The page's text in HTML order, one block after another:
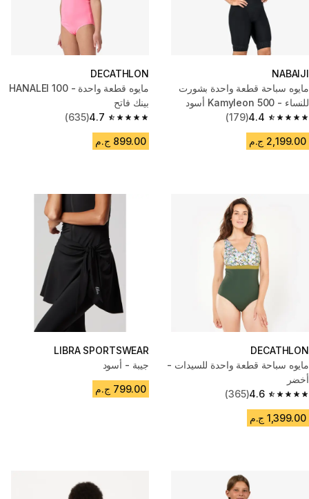
NABAIJI
مايوه سباحة قطعة واحدة بشورت
للنساء - 500 Kamyleon أسود
4.4
4.4 out of 5 stars from 179 reviews
(179)
2,199.00 ج.م
DECATHLON
مايوه قطعة واحدة - HANALEI 100
بينك فاتح
4.7
4.7 out of 5 stars from 635 reviews
(635)
899.00 ج.م
DECATHLON
مايوه سباحة قطعة واحدة للسيدات -
أخضر
4.6
4.6 out of 5 stars from 365 reviews
(365)
1,399.00 ج.م
LIBRA SPORTSWEAR
جيبة - أسود
799.00 ج.م